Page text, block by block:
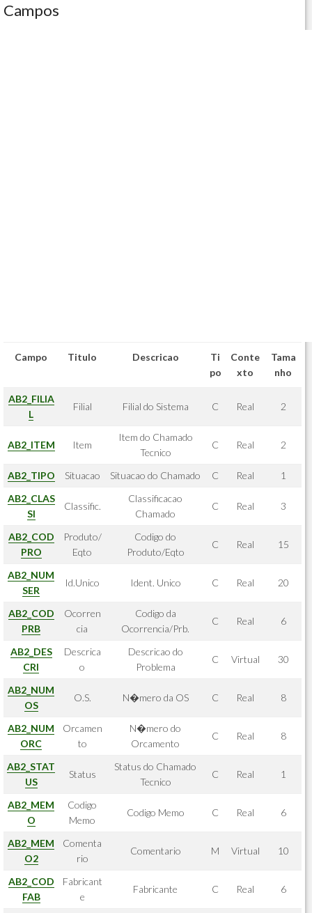
Campos
Campo Titulo Descricao
Ti
po
Conte
xto
Tama
nho
AB2_FILIA
L
Filial Filial do Sistema C Real 2
AB2_ITEM Item
Item do Chamado
Tecnico
C Real 2
AB2_TIPO Situacao Situacao do Chamado C Real
1
AB2_CLAS
SI
Classific.
Classificacao
Chamado
C Real 3
AB2_COD
PRO
Produto/
Eqto
Codigo do
Produto/Eqto
C Real 15
AB2_NUM
SER
Id.Unico Ident. Unico C Real 20
AB2_COD
PRB
Ocorren
cia
Codigo da
Ocorrencia/Prb.
C Real 6
AB2_DES
CRI
Descrica
o
Descricao do
Problema
C Virtual 30
AB2_NUM
OS
O.S. N�mero da OS C Real 8
AB2_NUM
ORC
Orcamen
to
N�mero do
Orcamento
C Real 8
AB2_STAT
US
Status
Status do Chamado
Tecnico
C Real 1
AB2_MEM
O
Codigo
Memo
Codigo Memo C Real 6
AB2_MEM
O2
Comenta
rio
Comentario M Virtual 10
AB2_COD
FAB
Fabricant
e
Fabricante C Real 6